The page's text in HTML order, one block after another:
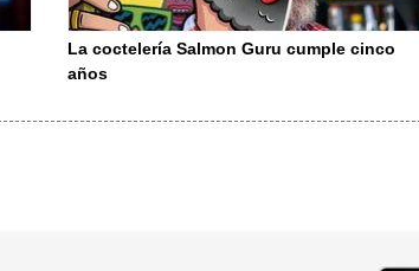
La coctelería Salmon Guru cumple cinco
años